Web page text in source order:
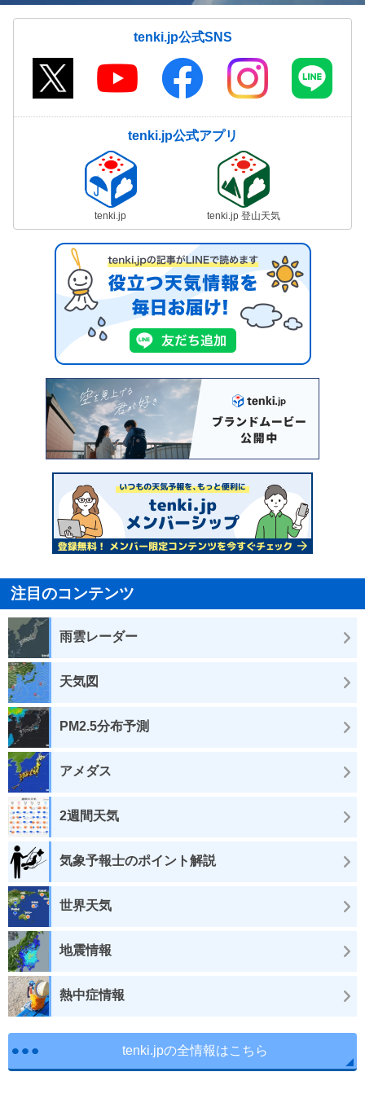
tenki.jp公式SNS
tenki.jp公式アプリ
tenki.jp tenki.jp 登山天気
注目のコンテンツ
雨雲レーダー
天気図
PM2.5分布予測
アメダス
2週間天気
気象予報士のポイント解説
世界天気
地震情報
熱中症情報
tenki.jpの全情報はこちら